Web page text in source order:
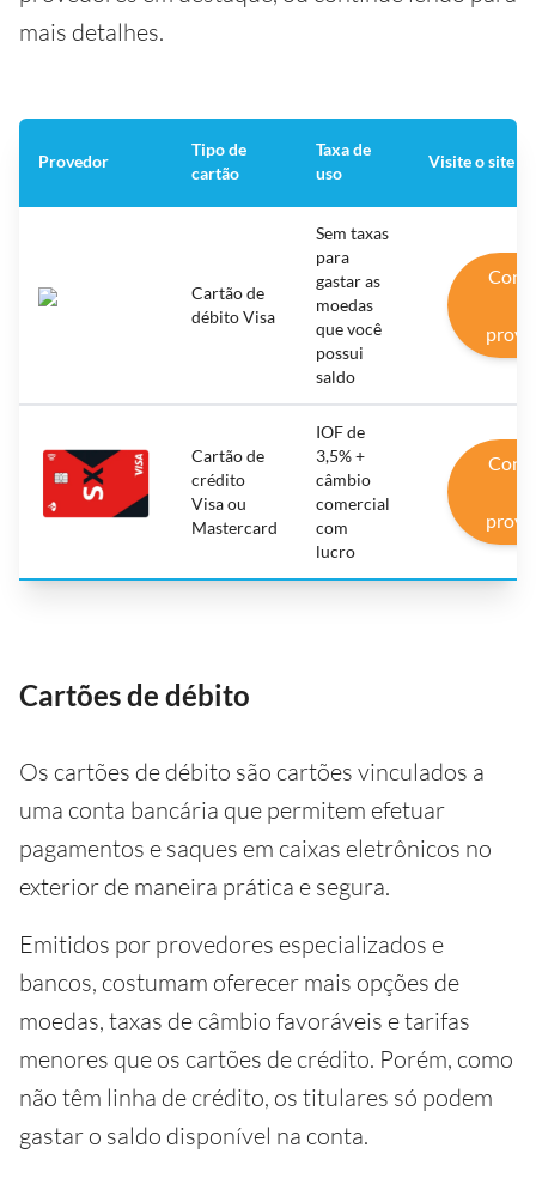
mais detalhes.
Provedor
Tipo de
cartão
Taxa de
uso
Visite o site
Cartão de
débito Visa
Sem taxas
para
gastar as
moedas
que você
possui
saldo
Cartão de
crédito
Visa ou
Mastercard
IOF de
3,5% +
câmbio
comercial
com
lucro
Cartões de débito
Os cartões de débito são cartões vinculados a
uma conta bancária que permitem efetuar
pagamentos e saques em caixas eletrônicos no
exterior de maneira prática e segura.
Emitidos por provedores especializados e
bancos, costumam oferecer mais opções de
moedas, taxas de câmbio favoráveis e tarifas
menores que os cartões de crédito. Porém, como
não têm linha de crédito, os titulares só podem
gastar o saldo disponível na conta.